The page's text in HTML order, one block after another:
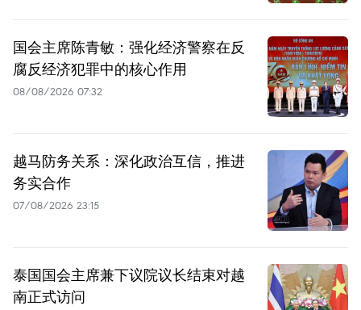
国会主席陈青敏：强化经济警察在反
腐反经济犯罪中的核心作用
08/08/2026 07:32
越马防务关系：深化政治互信，推进
务实合作
07/08/2026 23:15
泰国国会主席兼下议院议长结束对越
南正式访问